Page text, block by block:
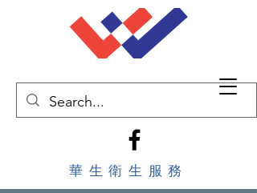
華生衛生服務